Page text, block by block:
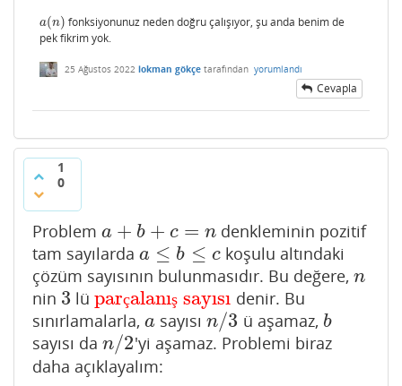
133.0
140.0
147.0
154.0
169.0
184.0
192.0
a(n)
a(n) fonksiyonunuz neden doğru çalışıyor, şu anda benim de
pek fikrim yok.
25 Ağustos 2022 lokman gökçe tarafından yorumlandı
Cevapla
1
0
Problem a + b + c = n
a+b+c =n
denkleminin pozitif
tam sayılarda a ≤ b ≤ c
a≤ b≤ c
koşulu altındaki
çözüm sayısının bulunmasıdır. Bu değere, n
n
nin 3
3 lüparçalanış sayısı
parçalanış sayısı
denir. Bu
sınırlamalarla, a
a sayısın/3
n/3 ü aşamaz, b
b
sayısı da n/2
n/2 'yi aşamaz. Problemi biraz
daha açıklayalım: